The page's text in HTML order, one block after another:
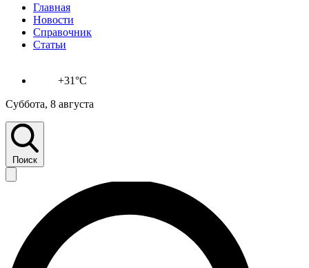
Главная
Новости
Справочник
Статьи
+31°C
Суббота, 8 августа
Поиск